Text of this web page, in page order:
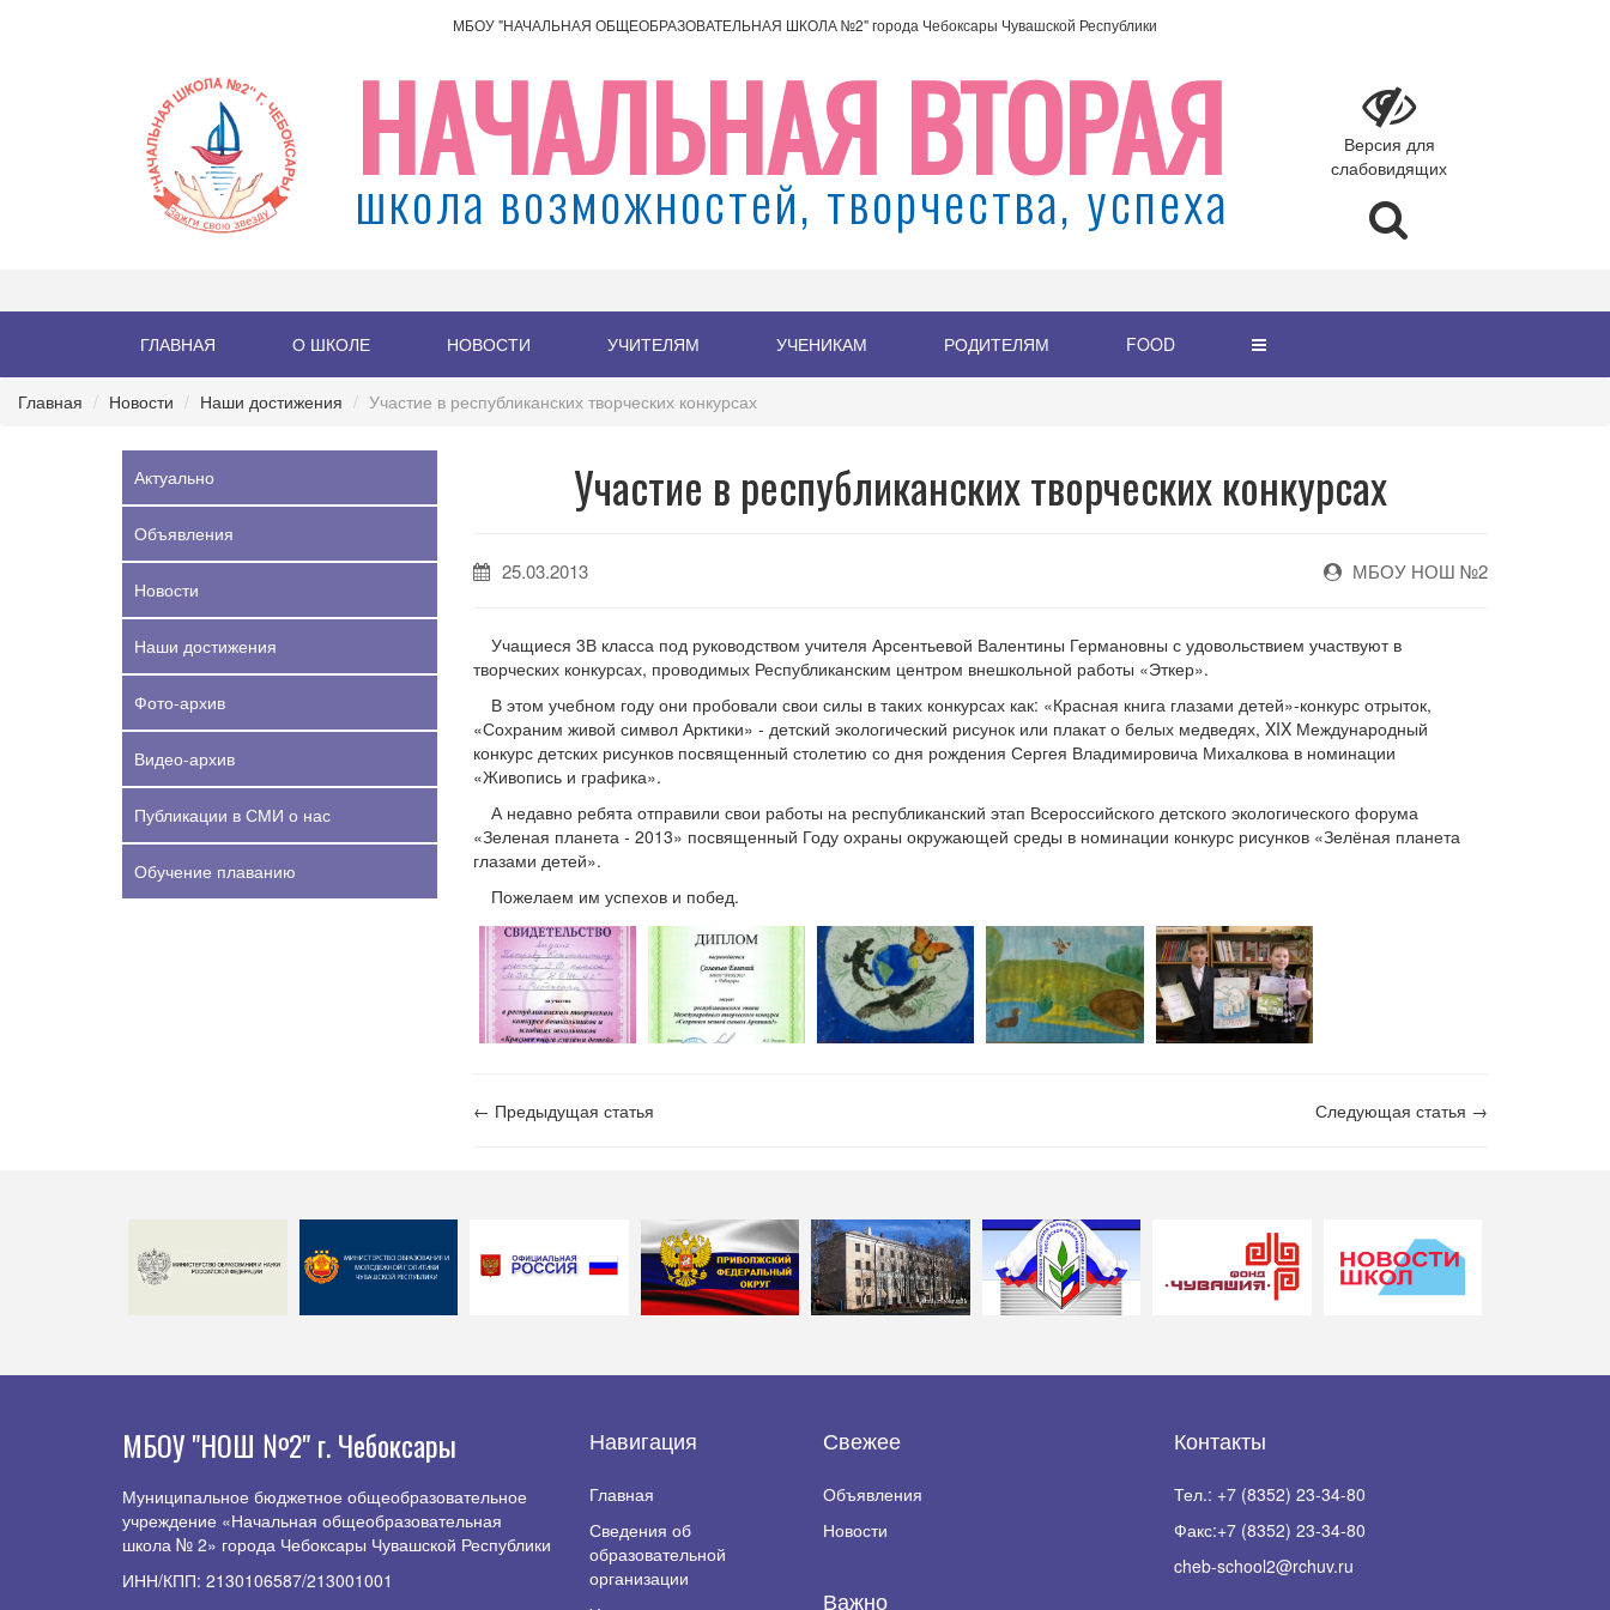
МБОУ "НАЧАЛЬНАЯ ОБЩЕОБРАЗОВАТЕЛЬНАЯ ШКОЛА №2" города Чебоксары Чувашской Республики
НАЧАЛЬНАЯ ВТОРАЯ
школа возможностей, творчества, успеха
Версия для
слабовидящих
ГЛАВНАЯ О ШКОЛЕ НОВОСТИ УЧИТЕЛЯМ УЧЕНИКАМ РОДИТЕЛЯМ FOOD
Главная Новости Наши достижения Участие в республиканских творческих конкурсах
Актуально
Объявления
Новости
Наши достижения
Фото-архив
Видео-архив
Публикации в СМИ о нас
Обучение плаванию
Участие в республиканских творческих конкурсах
25.03.2013 МБОУ НОШ №2
Учащиеся 3В класса под руководством учителя Арсентьевой Валентины Германовны с удовольствием участвуют в
творческих конкурсах, проводимых Республиканским центром внешкольной работы «Эткер».
В этом учебном году они пробовали свои силы в таких конкурсах как: «Красная книга глазами детей»-конкурс отрыток,
«Сохраним живой символ Арктики» - детский экологический рисунок или плакат о белых медведях, XIX Международный
конкурс детских рисунков посвященный столетию со дня рождения Сергея Владимировича Михалкова в номинации
«Живопись и графика».
А недавно ребята отправили свои работы на республиканский этап Всероссийского детского экологического форума
«Зеленая планета - 2013» посвященный Году охраны окружающей среды в номинации конкурс рисунков «Зелёная планета
глазами детей».
Пожелаем им успехов и побед.
← Предыдущая статья Следующая статья →
МБОУ "НОШ №2" г. Чебоксары
Муниципальное бюджетное общеобразовательное
учреждение «Начальная общеобразовательная
школа № 2» города Чебоксары Чувашской Республики
ИНН/КПП: 2130106587/213001001
Навигация
Главная
Сведения об
образовательной
организации
Свежее
Объявления
Новости
Важно
Контакты
Тел.: +7 (8352) 23-34-80
Факс:+7 (8352) 23-34-80
cheb-school2@rchuv.ru